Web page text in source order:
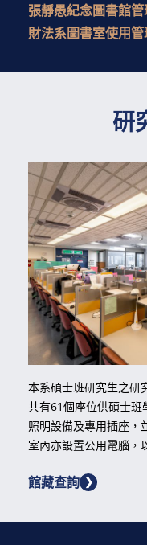
張靜愚紀念圖書館
財法系圖書室使用管
研
本系碩士班研究生之研
共有61個座位供碩士
照明設備及專用插座，
室內亦設置公用電腦，
館藏查詢 ❯